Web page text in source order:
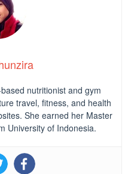
nutritionist and gym
travel, fitness, and health
She earned her Master
University of Indonesia.